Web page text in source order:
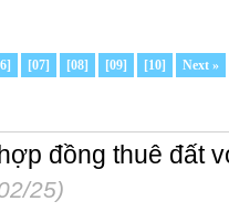
] [07] [08] [09] [10] Next »
đồng thuê đất
25)